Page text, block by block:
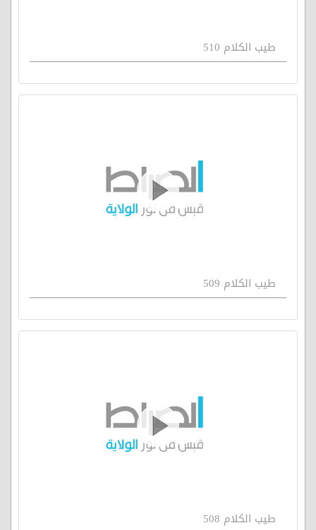
طيب الكلام 510
طيب الكلام 509
طيب الكلام 508